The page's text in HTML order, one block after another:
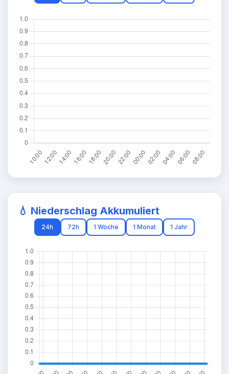
💧 Niederschlag Akkumuliert
24h 72h 1 Woche 1 Monat 1 Jahr